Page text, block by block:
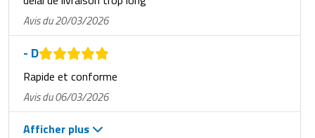
Avis du 20/03/2026
- D
Rapide et conforme
Avis du 06/03/2026
Afficher plus